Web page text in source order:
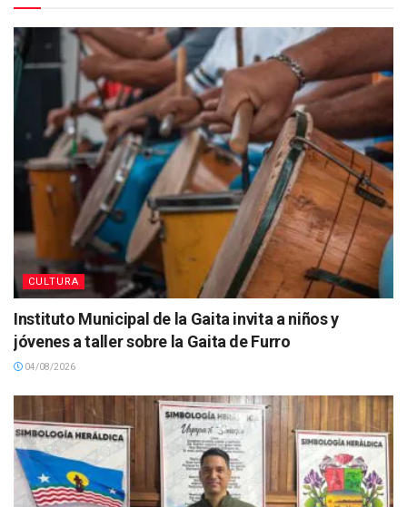
CULTURA
Instituto Municipal de la Gaita invita a niños y
jóvenes a taller sobre la Gaita de Furro
04/08/2026